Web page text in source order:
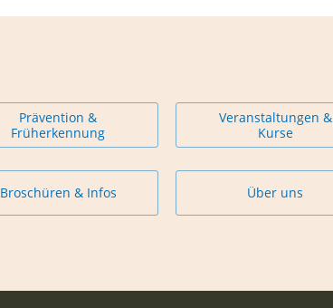
Prävention &
Früherkennung
Veranstaltungen &
Kurse
Broschüren & Infos Über uns